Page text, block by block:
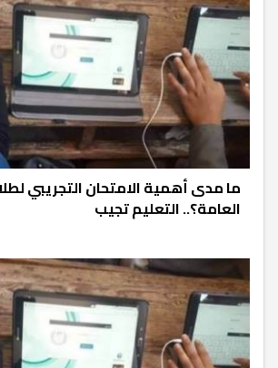
ما مدى أهمية الامتحان التجريبي
العامة؟.. التعليم تجيب